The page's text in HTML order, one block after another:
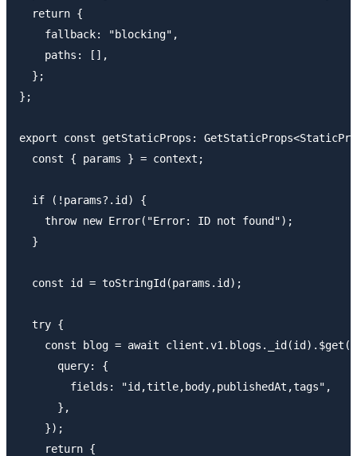
  return {
    fallback: "blocking",
    paths: [],
  };
};
export const getStaticProps:
  const { params } = context;
  if (!params?.id) {
    throw new Error("Error: ID not found");
  }
  const id = toStringId(params.id);
  try {
    const blog = await client.v1.blogs._id(id).$get({
      query: {
        fields: "id,title,body,publishedAt,tags",
      },
    });
    return {